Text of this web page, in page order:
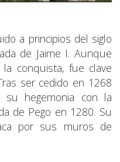
a principios del siglo
de Jaime I. Aunque
conquista, fue clave
ser cedido en 1268
su hegemonia con la
de Pego en 1280. Su
por sus muros de